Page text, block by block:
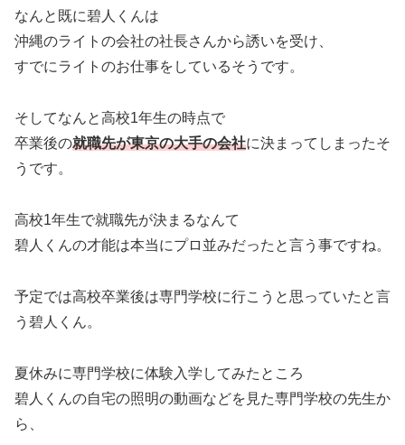
なんと既に碧人くんは
沖縄のライトの会社の社長さんから誘いを受け、
すでにライトのお仕事をしているそうです。
そしてなんと高校1年生の時点で
卒業後の就職先が東京の大手の会社に決まってしまったそ
うです。
高校1年生で就職先が決まるなんて
碧人くんの才能は本当にプロ並みだったと言う事ですね。
予定では高校卒業後は専門学校に行こうと思っていたと言
う碧人くん。
夏休みに専門学校に体験入学してみたところ
碧人くんの自宅の照明の動画などを見た専門学校の先生か
ら、